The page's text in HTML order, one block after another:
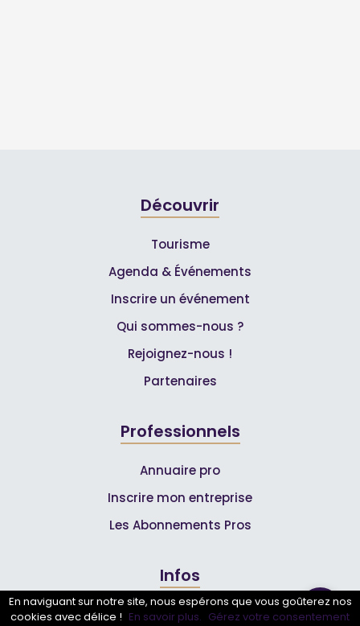
Découvrir
Tourisme
Agenda & Événements
Inscrire un événement
Qui sommes-nous ?
Rejoignez-nous !
Partenaires
Professionnels
Annuaire pro
Inscrire mon entreprise
Les Abonnements Pros
Infos
Mentions légales et CGV
En naviguant sur notre site, nous espérons que vous goûterez nos
cookies avec délice ! En savoir plus. Gérez votre consentement